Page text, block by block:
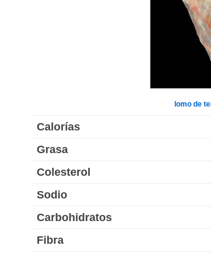
lomo de
Calorías
Grasa
Colesterol
Sodio
Carbohidratos
Fibra